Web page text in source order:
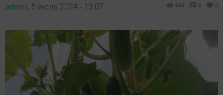
admin, 5 июль 2024 - 13:07 633 0 0